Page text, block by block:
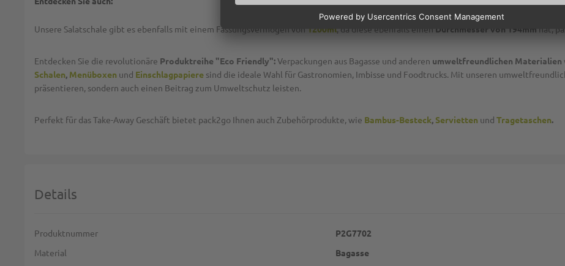
Unsere Salatschale gibt es ebenfalls mit einem Fassungsvermögen von 1200ml, da diese ebenfalls einen Durchmesser von 194mm hat,
Entdecken Sie die revolutionäre Produktreihe "Eco Friendly":Verpackungen aus Bagasse und anderen umweltfreundlichen Materialien
Schalen, Menüboxen und Einschlagpapiere sind die ideale Wahl für Gastronomien, Imbisse und Foodtrucks. Mit unseren
präsentieren, sondern auch einen Beitrag zum Umweltschutz leisten.
Perfekt für das Take-Away Geschäft bietet pack2go Ihnen auch Zubehörprodukte, wie Bambus-Besteck, Servietten und Tragetaschen.
Details
Weitere Informationen
Produktnummer
P2G7702
Material
Bagasse